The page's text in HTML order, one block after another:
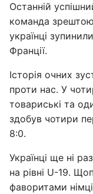
Останній
команда
українці
Франції.
Історія очних
проти нас. У
товариські та
здобув чотири
8:0.
Українці ще ні
на рівні U-19.
фаворитами